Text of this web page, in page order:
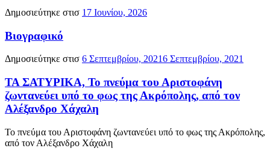
Δημοσιεύτηκε στισ 17 Ιουνίου, 2026
Βιογραφικό
Δημοσιεύτηκε στισ 6 Σεπτεμβρίου, 20216 Σεπτεμβρίου, 2021
ΤΑ ΣΑΤΥΡΙΚΑ, Το πνεύμα του Αριστοφάνη
ζωντανεύει υπό το φως της Ακρόπολης, από τον
Αλέξανδρο Χάχαλη
Το πνεύμα του Αριστοφάνη ζωντανεύει υπό το φως της Ακρόπολης,
από τον Αλέξανδρο Χάχαλη